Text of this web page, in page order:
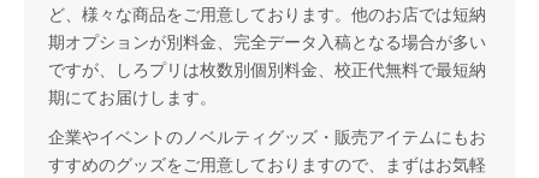
ど、様々な商品をご用意しております。他のお店では短納
期オプションが別料金、完全データ入稿となる場合が多い
ですが、しろプリは枚数別個別料金、校正代無料で最短納
期にてお届けします。
企業やイベントのノベルティグッズ・販売アイテムにもお
すすめのグッズをご用意しておりますので、まずはお気軽